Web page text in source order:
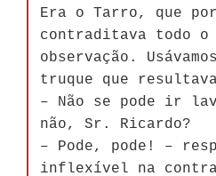
Era o Tarro, que
contraditava todo o
observação.
truque que
– Não se pode ir
não, Sr. Ricardo?
– Pode, pode! –
inflexível na